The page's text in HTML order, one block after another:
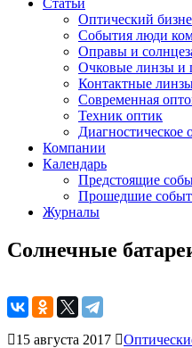
Статьи
Оптический
События люди
Оправы и
Очковые линзы и
Контактные
Современная
Техник оптик
Диагностическое
Компании
Календарь
Предстоящие
Прошедшие
Журналы
Солнечные
15 августа 2017